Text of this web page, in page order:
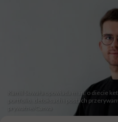
Kamil Suwała opowiada m.in. o diecie
portfolio, detoksach i postach